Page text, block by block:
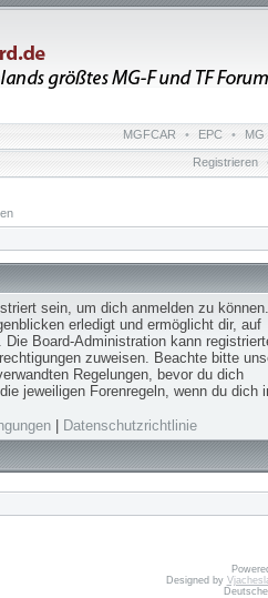
MGFCAR • EPC • MG
Registrieren
sein, um dich anmelden zu
erledigt und ermöglicht dir, auf
Board-Administration kann
zuweisen. Beachte bitte
Regelungen, bevor du dich
jeweiligen Forenregeln, wenn du dich
Datenschutzrichtlinie
Designed by